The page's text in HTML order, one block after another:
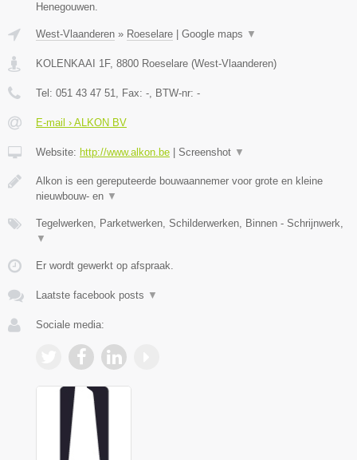
Henegouwen.
West-Vlaanderen » Roeselare Google maps ▼
KOLENKAAI 1F, 8800 Roeselare (West-Vlaanderen)
Tel: 051 43 47 51, Fax: -, BTW-nr: -
E-mail › ALKON BV
Website: http://www.alkon.be Screenshot ▼
Alkon is een gereputeerde bouwaannemer voor grote en kleine
nieuwbouw- en ▼
Tegelwerken, Parketwerken, Schilderwerken, Binnen - Schrijnwerk,
▼
Er wordt gewerkt op afspraak.
Laatste facebook posts ▼
Sociale media: